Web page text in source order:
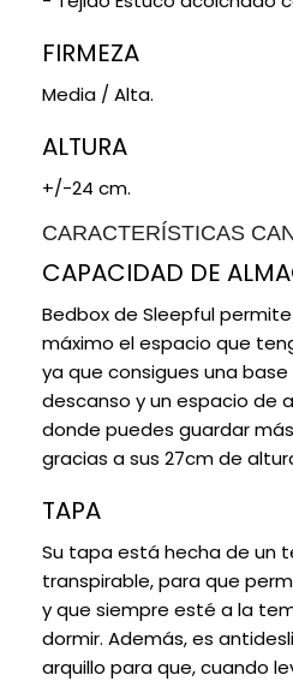
obtener lo que necesitas y
manera eficiente.
FIRMEZA
Media / Alta.
ALTURA
+/-24 cm.
CARACTERÍSTICAS
CAPACIDAD DE
Bedbox de Sleepful
máximo el espacio que
ya que consigues una
descanso y un espacio de
donde puedes guardar
gracias a sus 27cm de
TAPA
Su tapa está hecha de un
transpirable, para que
y que siempre esté a la
dormir. Además, es
arquillo para que, cuando